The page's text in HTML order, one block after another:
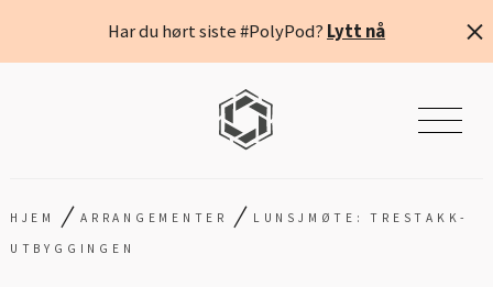
Har du hørt siste #PolyPod? Lytt nå
HJEM /ARRANGEMENTER / LUNSJMØTE: TRESTAKK-
UTBYGGINGEN